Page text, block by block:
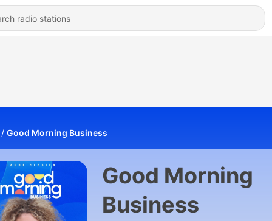
Good Morning Business
Good Morning
Business